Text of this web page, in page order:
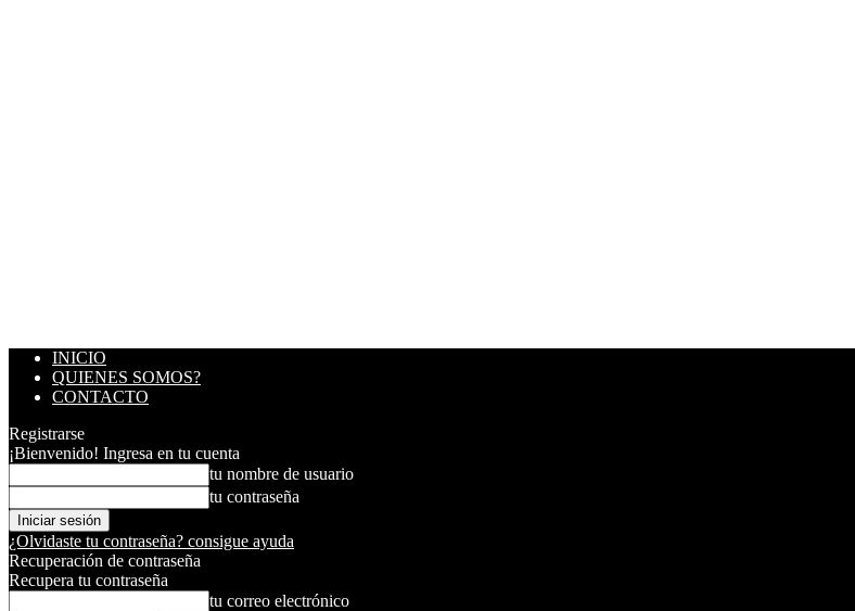
INICIO
QUIENES SOMOS?
CONTACTO
Registrarse
¡Bienvenido! Ingresa en tu cuenta
tu nombre de usuario
tu contraseña
¿Olvidaste tu contraseña? consigue ayuda
Recuperación de contraseña
Recupera tu contraseña
tu correo electrónico